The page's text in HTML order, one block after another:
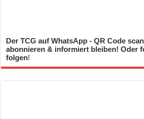
Der TCG auf WhatsApp - QR Code
abonnieren & informiert bleiben! Oder
folgen!